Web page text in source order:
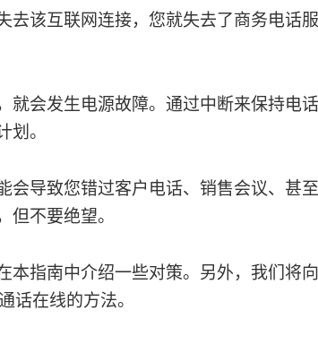
去该互联网连接，您就失去了商务电话服
就会发生电源故障。通过中断来保持电
。
会导致您错过客户电话、销售会议、甚至
不要绝望。
本指南中介绍一些对策。另外，我们将
话在线的方法。